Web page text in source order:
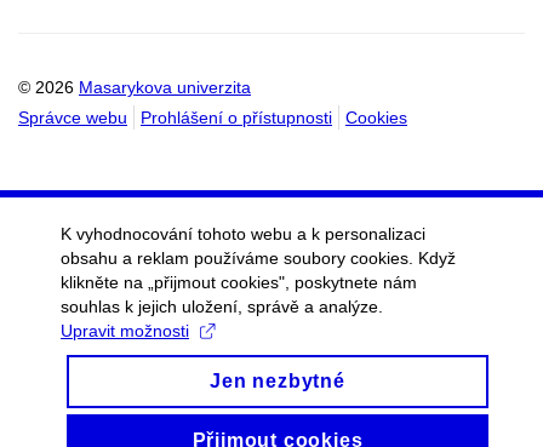
© 2026 Masarykova univerzita
Správce webu
Prohlášení o přístupnosti Cookies
K vyhodnocování tohoto webu a k personalizaci
obsahu a reklam používáme soubory cookies. Když
klikněte na „přijmout cookies", poskytnete nám
souhlas k jejich uložení, správě a analýze.
Upravit možnosti
Jen nezbytné
Přijmout cookies